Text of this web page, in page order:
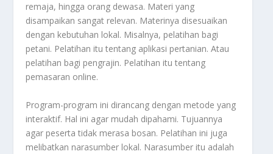
remaja, hingga orang dewasa. Materi yang
disampaikan sangat relevan. Materinya disesuaikan
dengan kebutuhan lokal. Misalnya, pelatihan bagi
petani. Pelatihan itu tentang aplikasi pertanian. Atau
pelatihan bagi pengrajin. Pelatihan itu tentang
pemasaran online.
Program-program ini dirancang dengan metode yang
interaktif. Hal ini agar mudah dipahami. Tujuannya
agar peserta tidak merasa bosan. Pelatihan ini juga
melibatkan narasumber lokal. Narasumber itu adalah